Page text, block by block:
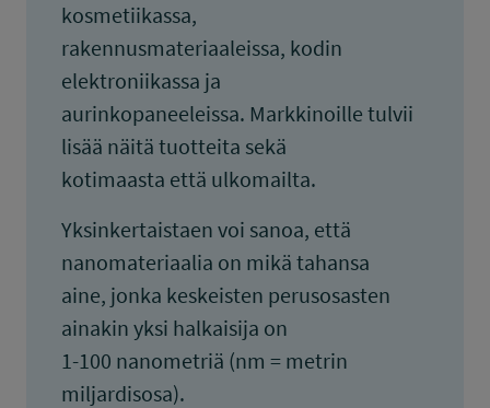
kosmetiikassa,
rakennusmateriaaleissa, kodin
elektroniikassa ja
aurinkopaneeleissa. Markkinoille tulvii
lisää näitä tuotteita sekä
kotimaasta että ulkomailta.
Yksinkertaistaen voi sanoa, että
nanomateriaalia on mikä tahansa
aine, jonka keskeisten perusosasten
ainakin yksi halkaisija on
1-100 nanometriä (nm = metrin
miljardisosa).